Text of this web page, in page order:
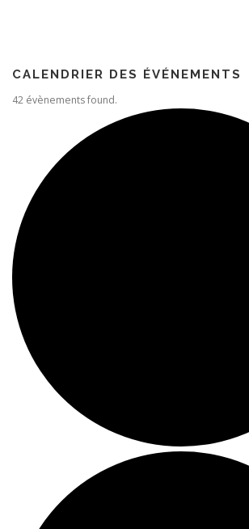
CALENDRIER DES ÉVÉNEMENTS
42 évènements found.